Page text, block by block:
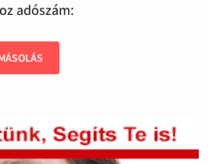
adószám: